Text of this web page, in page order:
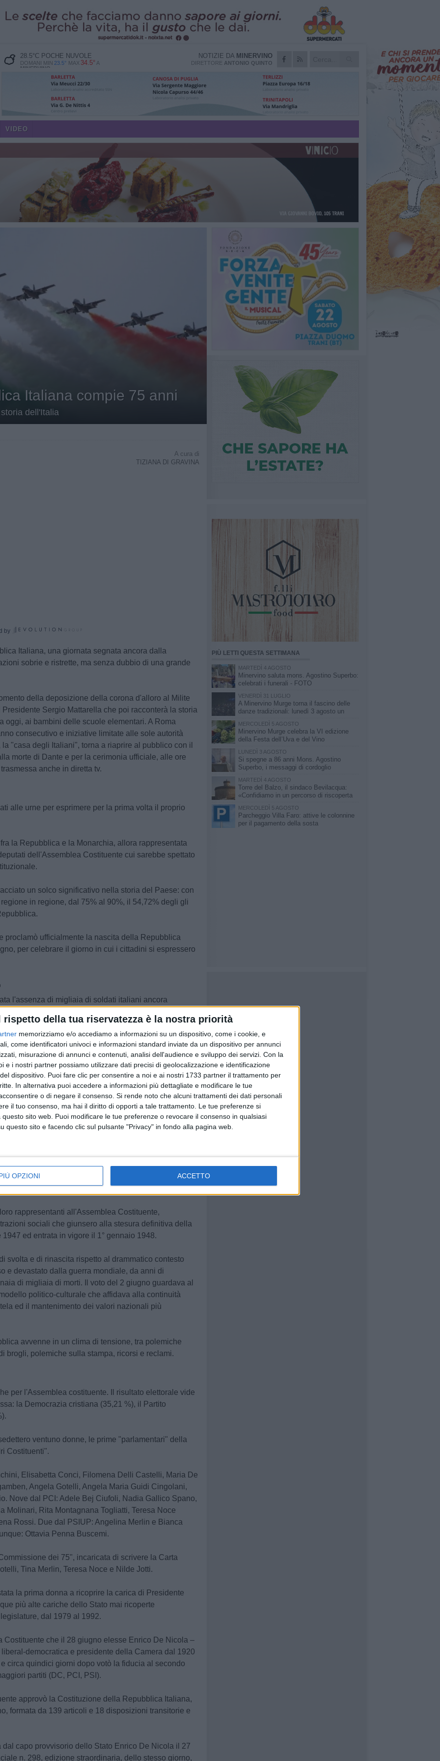
rispetto della tua riservatezza è la nostra priorità
memorizziamo e/o accediamo a informazioni su un dispositivo, come i cookie, e
come identificatori univoci e informazioni standard inviate da un dispositivo per annunci
misurazione di annunci e contenuti, analisi dell'audience e sviluppo dei servizi. Con la
e i nostri partner possiamo utilizzare dati precisi di geolocalizzazione e identificazione
dispositivo. Puoi fare clic per consentire a noi e ai nostri 1733 partner il trattamento per
In alternativa puoi accedere a informazioni più dettagliate e modificare le tue
o di negare il consenso. Si rende noto che alcuni trattamenti dei dati personali
il tuo consenso, ma hai il diritto di opporti a tale trattamento. Le tue preferenze si
sito web. Puoi modificare le tue preferenze o revocare il consenso in qualsiasi
questo sito e facendo clic sul pulsante "Privacy" in fondo alla pagina web.
OPZIONI ACCETTO
28.5°CPOCHE NUVOLE
DOMANI MIN 23.5° MAX 34.5° A
MINERVINO
NOTIZIE DA MINERVINO
DIRETTORE ANTONIO QUINTO
VIDEO
Italiana compie 75 anni
dell'Italia
A cura di
TIZIANA DI GRAVINA
by
Italiana, una giornata segnata ancora dalla
sobrie e ristrette, ma senza dubbio di una grande
della deposizione della corona d'alloro al Milite
Sergio Mattarella che poi racconterà la storia
oggi, ai bambini delle scuole elementari. A Roma
consecutivo e iniziative limitate alle sole autorità
"casa degli Italiani", torna a riaprire al pubblico con il
morte di Dante e per la cerimonia ufficiale, alle ore
anche in diretta tv.
alle urne per esprimere per la prima volta il proprio
la Repubblica e la Monarchia, allora rappresentata
dell'Assemblea Costituente cui sarebbe spettato
un solco significativo nella storia del Paese: con
in regione, dal 75% al 90%, il 54,72% degli gli
proclamò ufficialmente la nascita della Repubblica
per celebrare il giorno in cui i cittadini si espressero
l'assenza di migliaia di soldati italiani ancora
però segnò la data del primo referendum
alle urne delle donne, con una affluenza pari all'89%,
mese prima, in realtà, le donne avevano avuto accesso
rappresentò le prime elezioni libere a suffragio
volta le donne furono considerate cittadine al pari
alla battaglia contro il nazifascismo e per la
ed elette per prender parte all'Assemblea Costituente.
di approdo di un processo di transizione che in
del fascismo, il 25 luglio 1943 e già all'inizio del
decreto che riconosceva il diritto di voto alle donne
1945, n.23). Il 16 marzo 1946, il governo De
e riconosciuto il diritto di voto alle donne,
rappresentanti all'Assemblea Costituente,
sociali che giunsero alla stesura definitiva della
ed entrata in vigore il 1° gennaio 1948.
svolta e di rinascita rispetto al drammatico contesto
e devastato dalla guerra mondiale, da anni di
di migliaia di morti. Il voto del 2 giugno guardava al
politico-culturale che affidava alla continuità
ed il mantenimento dei valori nazionali più
avvenne in un clima di tensione, tra polemiche
brogli, polemiche sulla stampa, ricorsi e reclami.
per l'Assemblea costituente. Il risultato elettorale vide
la Democrazia cristiana (35,21 %), il Partito
ventuno donne, le prime "parlamentari" della
Costituenti".
Elisabetta Conci, Filomena Delli Castelli, Maria De
Angela Gotelli, Angela Maria Guidi Cingolani,
Nove dal PCI: Adele Bej Ciufoli, Nadia Gallico Spano,
Molinari, Rita Montagnana Togliatti, Teresa Noce
Rossi. Due dal PSIUP: Angelina Merlin e Bianca
Ottavia Penna Buscemi.
dei 75", incaricata di scrivere la Carta
Tina Merlin, Teresa Noce e Nilde Jotti.
la prima donna a ricoprire la carica di Presidente
più alte cariche dello Stato mai ricoperte
dal 1979 al 1992.
Costi­tuente che il 28 giugno elesse Enrico De Nicola –
democratica e presidente della Camera dal 1920
circa quindici giorni dopo votò la fiducia al secondo
partiti (DC, PCI, PSI).
approvò la Costituzione della Repubblica Italiana,
formata da 139 articoli e 18 disposizioni transitorie e
dal capo provvisorio dello Stato Enrico De Nicola il 27
n. 298, edizione straordinaria, dello stesso giorno,
PIÙ LETTI QUESTA SETTIMANA
MARTEDÌ 4 AGOSTO
Minervino saluta mons. Agostino Superbo:
celebrati i funerali - FOTO
VENERDÌ 31 LUGLIO
A Minervino Murge torna il fascino delle
danze tradizionali: lunedì 3 agosto un
MERCOLEDÌ 5 AGOSTO
Minervino Murge celebra la VI edizione
della Festa dell’Uva e del Vino
LUNEDÌ 3 AGOSTO
Si spegne a 86 anni Mons. Agostino
Superbo, i messaggi di cordoglio
MARTEDÌ 4 AGOSTO
Torre del Balzo, il sindaco Bevilacqua:
«Confidiamo in un percorso di riscoperta
MERCOLEDÌ 5 AGOSTO
Parcheggio Villa Faro: attive le colonnine
per il pagamento della sosta